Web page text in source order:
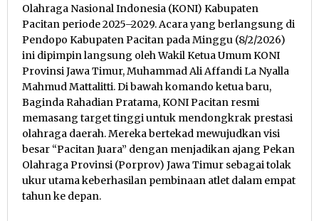
Olahraga Nasional Indonesia (KONI) Kabupaten
Pacitan periode 2025–2029. Acara yang berlangsung di
Pendopo Kabupaten Pacitan pada Minggu (8/2/2026)
ini dipimpin langsung oleh Wakil Ketua Umum KONI
Provinsi Jawa Timur, Muhammad Ali Affandi La Nyalla
Mahmud Mattalitti. Di bawah komando ketua baru,
Baginda Rahadian Pratama, KONI Pacitan resmi
memasang target tinggi untuk mendongkrak prestasi
olahraga daerah. Mereka bertekad mewujudkan visi
besar “Pacitan Juara” dengan menjadikan ajang Pekan
Olahraga Provinsi (Porprov) Jawa Timur sebagai tolak
ukur utama keberhasilan pembinaan atlet dalam empat
tahun ke depan.